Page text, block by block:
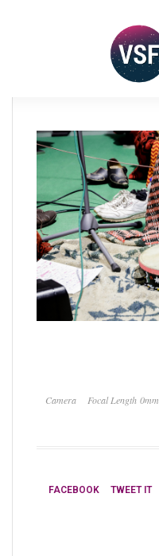
Camera Focal Length 0mm
FACEBOOK TWEET IT